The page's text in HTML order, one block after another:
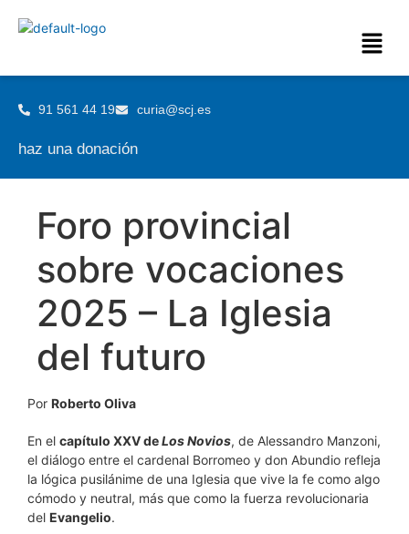
91 561 44 19 curia@scj.es
haz una donación
Foro provincial
sobre vocaciones
2025 – La Iglesia
del futuro
Por Roberto Oliva
En el capítulo XXV deLos Novios, de Alessandro Manzoni,
el diálogo entre el cardenal Borromeo y don Abundio refleja
la lógica pusilánime de una Iglesia que vive la fe como algo
cómodo y neutral, más que como la fuerza revolucionaria
del Evangelio.